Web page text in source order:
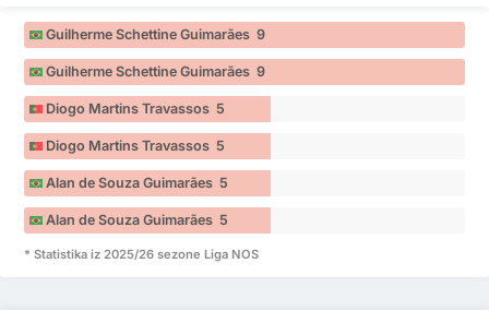
Guilherme Schettine Guimarães 9
Guilherme Schettine Guimarães 9
Diogo Martins Travassos 5
Diogo Martins Travassos 5
Alan de Souza Guimarães 5
Alan de Souza Guimarães 5
* Statistika iz 2025/26 sezone Liga NOS